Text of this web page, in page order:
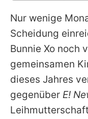
Alle
Nur wenige
Scheidung
Bunnie Xo noch
gemeinsamen
dieses Jahres
gegenüber E!